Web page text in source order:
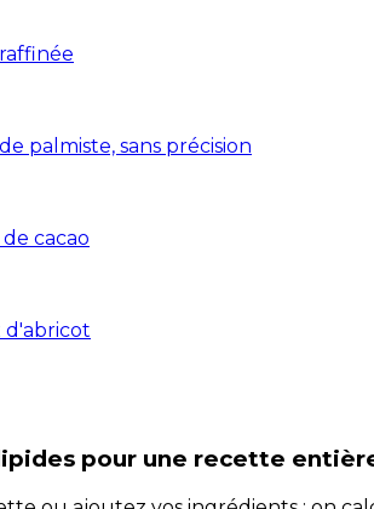
palmiste, sans précision
cacao
d'abricot
pour une recette